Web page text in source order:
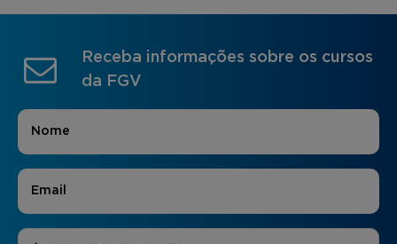
Receba informações sobre os cursos
da FGV
Nome
E-mail
Áreas de Interesse